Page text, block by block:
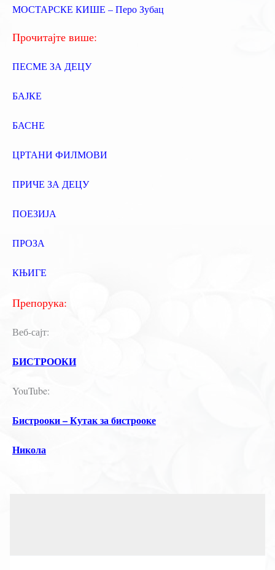
а
:
МОСТАРСКЕ КИШЕ – Перо Зубац
Прочитајте више:
ПЕСМЕ ЗА ДЕЦУ
БАЈКЕ
БАСНЕ
ЦРТАНИ ФИЛМОВИ
ПРИЧЕ ЗА ДЕЦУ
ПОЕЗИЈА
ПРОЗА
КЊИГЕ
Препорука:
Веб-сајт:
БИСТРООКИ
YouTube:
Бистрооки – Кутак за бистрооке
Никола